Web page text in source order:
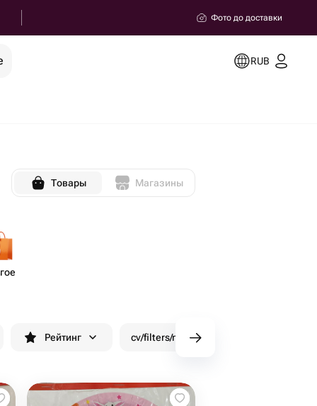
Фото до доставки
RUB
Товары Магазины
Рейтинг cv/filters/name_fast_delivery